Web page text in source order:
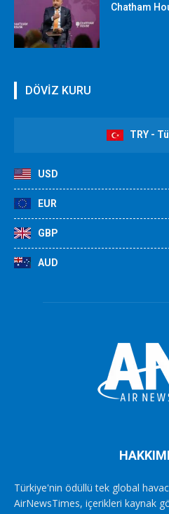
Chatham
DÖVİZ KURU
TRY -
USD
EUR
GBP
AUD
Türkiye'nin ödüllü tek global
AirNewsTimes, içerikleri kaynak